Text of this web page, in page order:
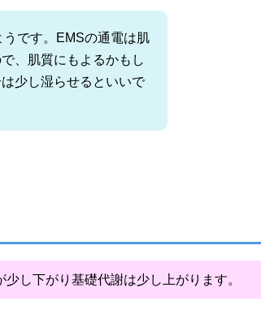
です。EMSの通電は肌
、肌質にもよるかもし
少し湿らせるといいで
し下がり基礎代謝は少し上がります。